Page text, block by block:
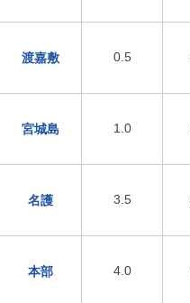
渡嘉敷 0.5
宮城島 1.0
名護 3.5
本部 4.0